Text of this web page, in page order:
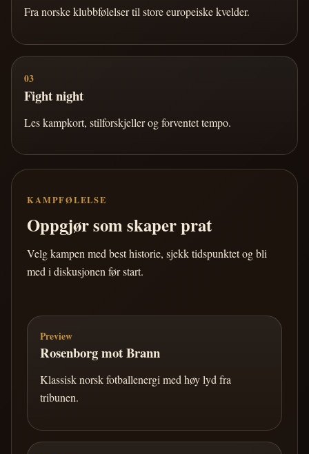
Fra norske klubbfølelser til store europeiske kvelder.
03
Fight night
Les kampkort, stilforskjeller og forventet tempo.
KAMPFØLELSE
Oppgjør som skaper prat
Velg kampen med best historie, sjekk tidspunktet og bli
med i diskusjonen før start.
Preview
Rosenborg mot Brann
Klassisk norsk fotballenergi med høy lyd fra
tribunen.